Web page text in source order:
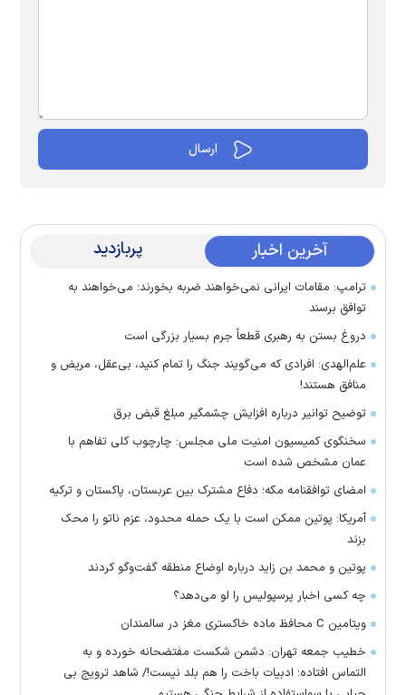
آخرین اخبار پربازدید
ترامپ: مقامات ایرانی نمی‌خواهند ضربه بخورند؛ می‌خواهند به
توافق برسند
دروغ بستن به رهبری قطعاً جرم بسیار بزرگی است
علم‌الهدی: افرادی که می‌گویند جنگ را تمام کنید، بی‌عقل، مریض و
منافق هستند!
توضیح توانیر درباره افزایش چشمگیر مبلغ قبض برق
سخنگوی کمیسیون امنیت ملی مجلس: چارچوب کلی تفاهم با
عمان مشخص شده است
امضای توافقنامه مکه؛ دفاع مشترک بین عربستان، پاکستان و ترکیه
آمریکا: پوتین ممکن است با یک حمله محدود، عزم ناتو را محک
بزند
پوتین و محمد بن زاید درباره اوضاع منطقه گفت‌وگو کردند
چه کسی اخبار پرسپولیس را لو می‌دهد؟
ویتامین C محافظ ماده خاکستری مغز در سالمندان
خطیب جمعه تهران: دشمن شکست مفتضحانه خورده و به
التماس افتاده؛ ادبیات باخت را هم بلد نیست!/ شاهد ترویج بی